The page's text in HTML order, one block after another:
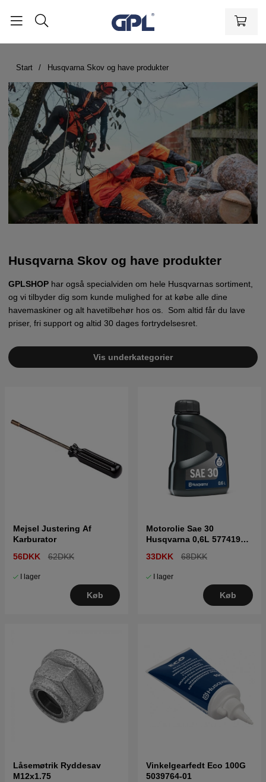
Start Husqvarna Skov og have produkter
Husqvarna Skov og have produkter
GPLSHOP har også specialviden om hele Husqvarnas sortiment,
og vi tilbyder dig som kunde mulighed for at købe alle dine
havemaskiner og alt havetilbehør hos os. Som altid får du lave
priser, fri support og altid 30 dages fortrydelsesret.
Vis underkategorier
Mejsel Justering Af
Karburator
56DKK
62DKK
I lager
Køb
Motorolie Sae 30
Husqvarna 0,6L 5774192-
33DKK 68DKK
I lager
Køb
Låsemøtrik Ryddesav
M12x1.75
Vinkelgearfedt Eco 100G
5039764-01